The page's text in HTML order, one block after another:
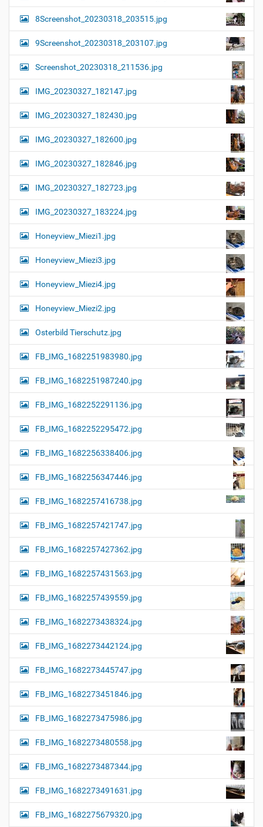
8Screenshot_20230318_203515.jpg
9Screenshot_20230318_203107.jpg
Screenshot_20230318_211536.jpg
IMG_20230327_182147.jpg
IMG_20230327_182430.jpg
IMG_20230327_182600.jpg
IMG_20230327_182846.jpg
IMG_20230327_182723.jpg
IMG_20230327_183224.jpg
Honeyview_Miezi1.jpg
Honeyview_Miezi3.jpg
Honeyview_Miezi4.jpg
Honeyview_Miezi2.jpg
Osterbild Tierschutz.jpg
FB_IMG_1682251983980.jpg
FB_IMG_1682251987240.jpg
FB_IMG_1682252291136.jpg
FB_IMG_1682252295472.jpg
FB_IMG_1682256338406.jpg
FB_IMG_1682256347446.jpg
FB_IMG_1682257416738.jpg
FB_IMG_1682257421747.jpg
FB_IMG_1682257427362.jpg
FB_IMG_1682257431563.jpg
FB_IMG_1682257439559.jpg
FB_IMG_1682273438324.jpg
FB_IMG_1682273442124.jpg
FB_IMG_1682273445747.jpg
FB_IMG_1682273451846.jpg
FB_IMG_1682273475986.jpg
FB_IMG_1682273480558.jpg
FB_IMG_1682273487344.jpg
FB_IMG_1682273491631.jpg
FB_IMG_1682275679320.jpg